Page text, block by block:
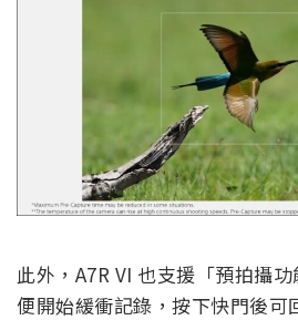
此外，A7R VI 也支援「預拍攝
便開始緩衝記錄，按下快門後可